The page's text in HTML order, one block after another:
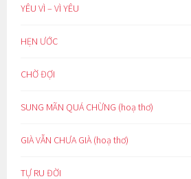
YÊU VÌ – VÌ YÊU
HẸN ƯỚC
CHỜ ĐỢI
SUNG MÃN QUÁ CHỪNG (hoạ thơ)
GIÀ VẪN CHƯA GIÀ (hoạ thơ)
TỰ RU ĐỜI